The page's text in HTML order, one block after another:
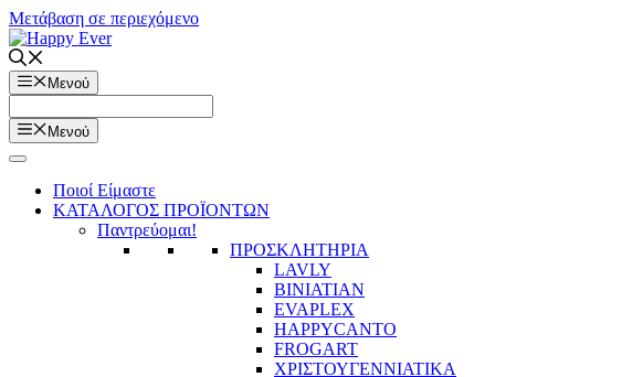
Μετάβαση σε περιεχόμενο
Μενού
Μενού
Ποιοί Είμαστε
ΚΑΤΑΛΟΓΟΣ ΠΡΟΪΟΝΤΩΝ
Παντρεύομαι!
ΠΡΟΣΚΛΗΤΗΡΙΑ
LAVLY
BINIATIAN
EVAPLEX
HAPPYCANTO
FROGART
ΧΡΙΣΤΟΥΓΕΝΝΙΑΤΙΚΑ